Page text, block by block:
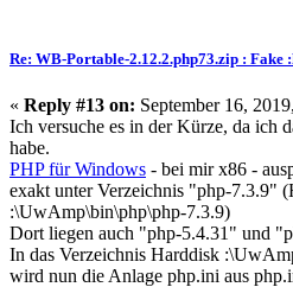
Re: WB-Portable-2.12.2.php73.zip : Fake
« Reply #13 on: September 16,
Ich versuche es in der Kürze, da ich
habe.
PHP für Windows - bei mir x86 -
exakt unter Verzeichnis "php-7.3.9"
:\UwAmp\bin\php\php-7.3.9)
Dort liegen auch "php-5.4.31" und
In das Verzeichnis Harddisk
wird nun die Anlage php.ini aus